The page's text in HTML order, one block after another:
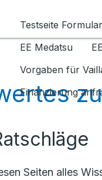
Testseite
EE Medatsu
Vorgaben für
Finanzierung
Seiten alles